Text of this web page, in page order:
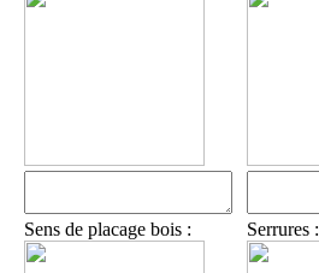
Sens de placage bois : Serrures :